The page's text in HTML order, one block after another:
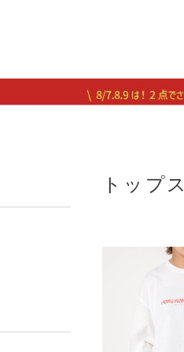
トップス